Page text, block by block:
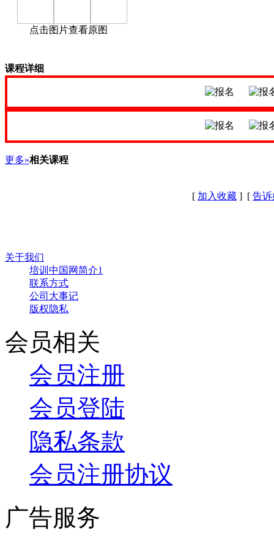
点击图片查看原图
课程详细
更多»相关课程
[ 加入收藏 ] [ 告
关于我们
培训中国网简介1
联系方式
公司大事记
版权隐私
会员相关
会员注册
会员登陆
隐私条款
会员注册协议
广告服务